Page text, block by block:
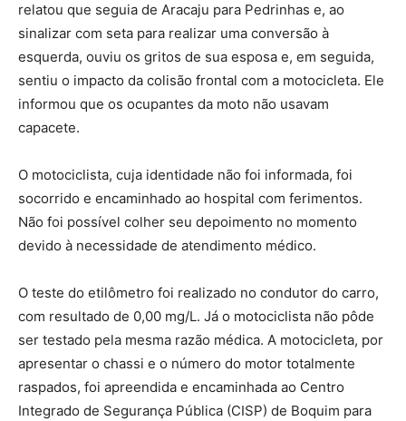
relatou que seguia de Aracaju para Pedrinhas e, ao
sinalizar com seta para realizar uma conversão à
esquerda, ouviu os gritos de sua esposa e, em seguida,
sentiu o impacto da colisão frontal com a motocicleta. Ele
informou que os ocupantes da moto não usavam
capacete.
O motociclista, cuja identidade não foi informada, foi
socorrido e encaminhado ao hospital com ferimentos.
Não foi possível colher seu depoimento no momento
devido à necessidade de atendimento médico.
O teste do etilômetro foi realizado no condutor do carro,
com resultado de 0,00 mg/L. Já o motociclista não pôde
ser testado pela mesma razão médica. A motocicleta, por
apresentar o chassi e o número do motor totalmente
raspados, foi apreendida e encaminhada ao Centro
Integrado de Segurança Pública (CISP) de Boquim para